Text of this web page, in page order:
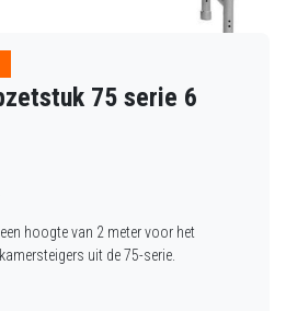
75 serie 6
hoogte van 2 meter voor het
uit de 75-serie.